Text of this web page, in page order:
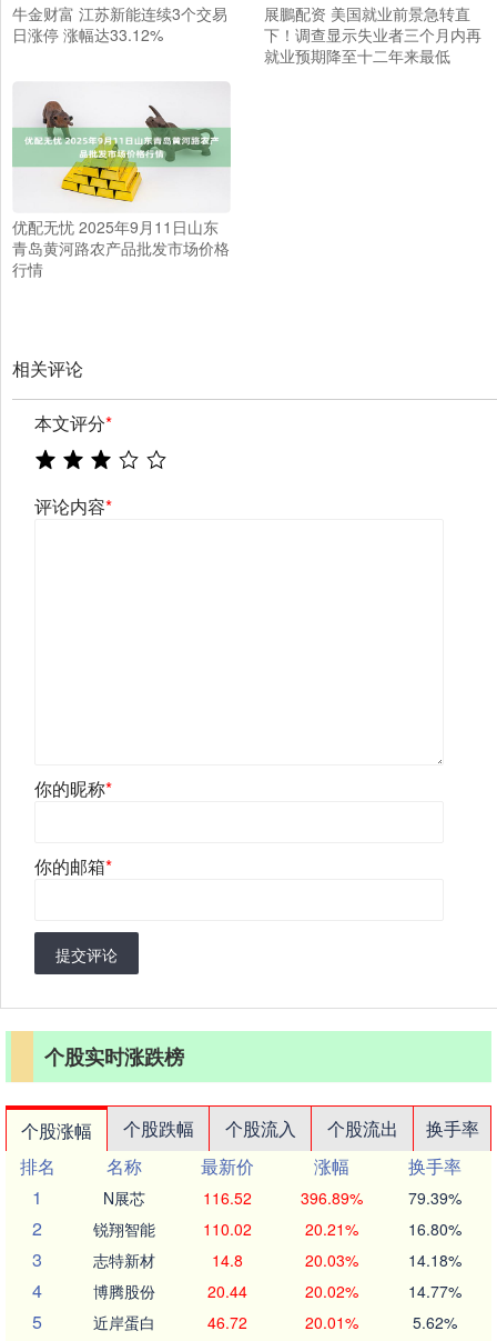
牛金财富 江苏新能连续3个交易
日涨停 涨幅达33.12%
展鵬配资 美国就业前景急转直
下！调查显示失业者三个月内再
就业预期降至十二年来最低
优配无忧 2025年9月11日山东
青岛黄河路农产品批发市场价格
行情
相关评论
本文评分*
评论内容*
你的昵称*
你的邮箱*
提交评论
个股实时涨跌榜
个股涨幅 个股跌幅 个股流入 个股流出
换手率
排名
名称 最新价 涨幅
换手率
1
N展芯 116.52 396.89% 79.39%
2 锐翔智能 110.02 20.21% 16.80%
3 志特新材 14.8 20.03% 14.18%
4 博腾股份 20.44 20.02% 14.77%
5 近岸蛋白 46.72 20.01% 5.62%